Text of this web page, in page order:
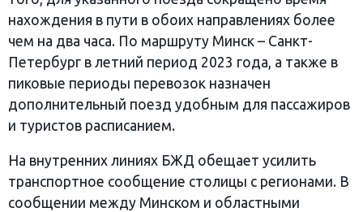
нахождения в пути в обоих направлениях более
чем на два часа. По маршруту Минск – Санкт-
Петербург в летний период 2023 года, а также в
пиковые периоды перевозок назначен
дополнительный поезд удобным для пассажиров
и туристов расписанием.
На внутренних линиях БЖД обещает усилить
транспортное сообщение столицы с регионами. В
сообщении между Минском и областными